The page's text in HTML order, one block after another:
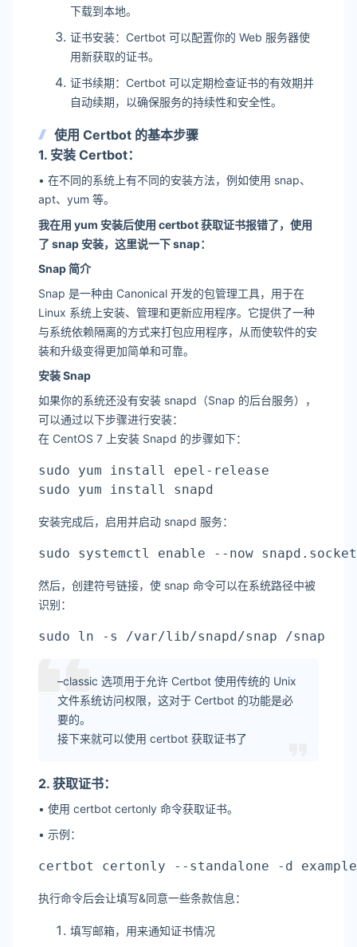
下载到本地。
证书安装：Certbot 可以配置你的 Web 服务器使
用新获取的证书。
证书续期：Certbot 可以定期检查证书的有效期并
自动续期，以确保服务的持续性和安全性。
使用 Certbot 的基本步骤
1. 安装 Certbot：
• 在不同的系统上有不同的安装方法，例如使用 snap、
apt、yum 等。
我在用 yum 安装后使用 certbot 获取证书报错了，使用
了 snap 安装，这里说一下 snap：
Snap 简介
Snap 是一种由 Canonical 开发的包管理工具，用于在
Linux 系统上安装、管理和更新应用程序。它提供了一种
与系统依赖隔离的方式来打包应用程序，从而使软件的安
装和升级变得更加简单和可靠。
安装 Snap
如果你的系统还没有安装 snapd（Snap 的后台服务），
可以通过以下步骤进行安装：
在 CentOS 7 上安装 Snapd 的步骤如下：
sudo yum install epel-release
sudo yum install snapd
安装完成后，启用并启动 snapd 服务：
sudo systemctl enable --now snapd.socket
然后，创建符号链接，使 snap 命令可以在系统路径中被
识别：
sudo ln -s /var/lib/snapd/snap /snap
–classic 选项用于允许 Certbot 使用传统的 Unix
文件系统访问权限，这对于 Certbot 的功能是必
要的。
接下来就可以使用 certbot 获取证书了
2. 获取证书：
• 使用 certbot certonly 命令获取证书。
• 示例：
certbot certonly --standalone -d
执行命令后会让填写&同意一些条款信息：
填写邮箱，用来通知证书情况